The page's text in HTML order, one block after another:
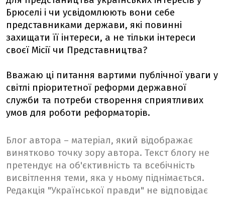
Брюселі і чи усвідомлюють вони себе
представниками держави, які повинні
захищати її інтереси, а не тільки інтереси
своєї Місії чи Представництва?
Вважаю ці питання вартими публічної уваги у
світлі пріоритетної реформи державної
служби та потреби створення сприятливих
умов для роботи реформаторів.
Блог автора – матеріал, який відображає
винятково точку зору автора. Текст блогу не
претендує на об'єктивність та всебічність
висвітлення теми, яка у ньому піднімається.
Редакція "Української правди" не відповідає